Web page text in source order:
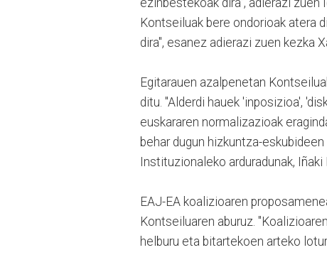
Kontseiluak bere ondorioak atera
dira", esanez adierazi zuen kezka
Egitarauen azalpenetan
ditu. "Alderdi hauek 'inposizioa',
euskararen normalizazioak
behar dugun hizkuntza-
Instituzionaleko arduradunak, Iñaki
EAJ-EA koalizioaren
Kontseiluaren aburuz.
helburu eta bitartekoen arteko